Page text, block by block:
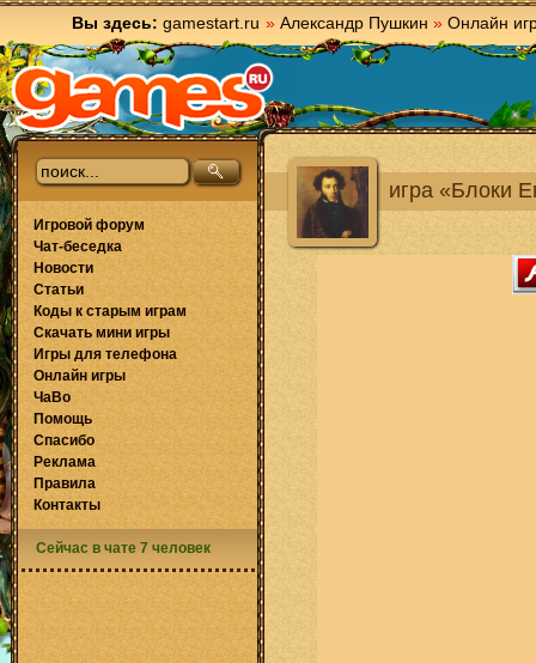
Вы здесь: gamestart.ru » Александр Пушкин » Онлайн
игра «Блоки
Игровой форум
Чат-беседка
Новости
Статьи
Коды к старым играм
Скачать мини игры
Игры для телефона
Онлайн игры
ЧаВо
Помощь
Спасибо
Реклама
Правила
Контакты
Сейчас в чате 7 человек